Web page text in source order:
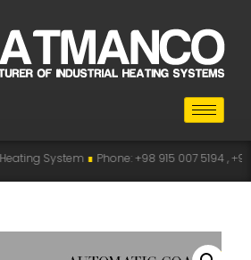
∎Phone: +98 915 007 5194 , +98 915 112 5194